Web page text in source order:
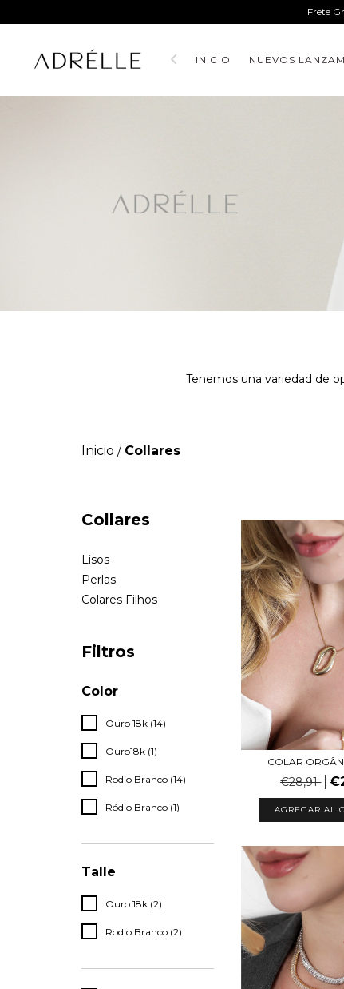
Frete
INICIO NUEVOS
Tenemos una variedad de
Inicio / Collares
Collares
Lisos
Perlas
Colares Filhos
Filtros
Color
Ouro 18k (14)
Ouro18k (1)
Rodio Branco (14)
Ródio Branco (1)
Talle
Ouro 18k (2)
Rodio Branco (2)
COLAR
€28,91
AGREGAR AL